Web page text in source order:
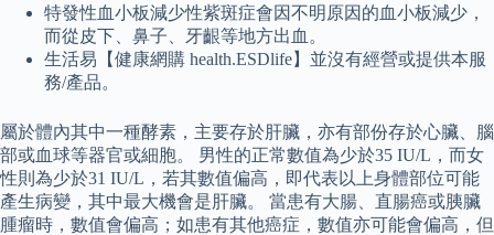
特發性血小板減少性紫斑症會因不明原因的血小板減少，
而從皮下、鼻子、牙齦等地方出血。
生活易【健康網購 health.ESDlife】並沒有經營或提供本服
務/產品。
屬於體內其中一種酵素，主要存於肝臟，亦有部份存於心臟、腦
部或血球等器官或細胞。 男性的正常數值為少於35 IU/L，而女
性則為少於31 IU/L，若其數值偏高，即代表以上身體部位可能
產生病變，其中最大機會是肝臟。 當患有大腸、直腸癌或胰臟
腫瘤時，數值會偏高；如患有其他癌症，數值亦可能會偏高，但